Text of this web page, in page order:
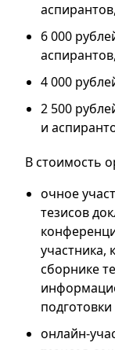
6 000
4 000
2 500
и
В стоимость
очное
тезисов
участника,
сборнике
онлайн-